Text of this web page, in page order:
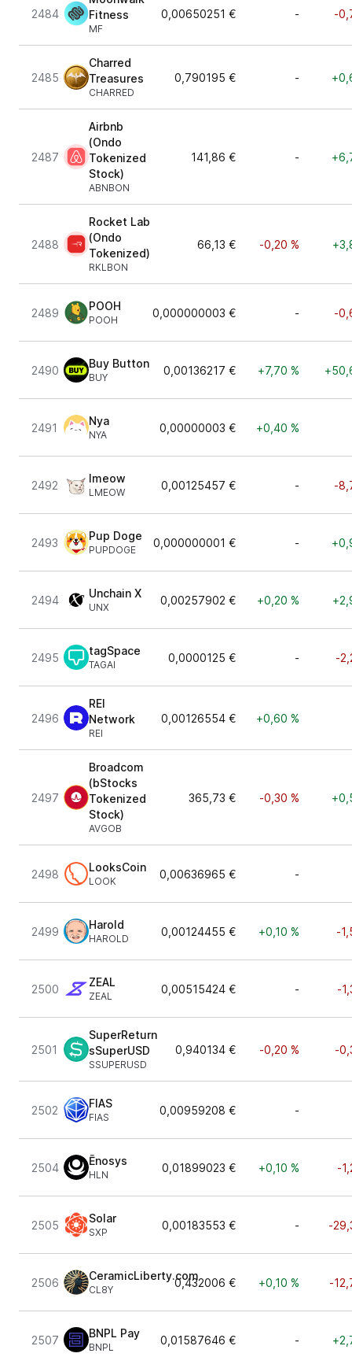
2484
Fitness
MF
0,00650251 € - -
2485
Charred
Treasures
CHARRED
0,790195 € -
2487
Airbnb
(Ondo
Tokenized
Stock)
ABNBON
141,86 € -
2488
Rocket Lab
(Ondo
Tokenized)
RKLBON
66,13 € -0,20 %
2489
POOH
POOH
0,000000003 € - -
2490
Buy Button
BUY
0,00136217 € +7,70 %
2491
Nya
NYA
0,00000003 € +0,40 %
2492
lmeow
LMEOW
0,00125457 € - -
2493
Pup Doge
PUPDOGE
0,000000001 € -
2494
Unchain X
UNX
0,00257902 € +0,20 %
2495
tagSpace
TAGAI
0,0000125 € - -
2496
REI
Network
REI
0,00126554 € +0,60 %
2497
Broadcom
(bStocks
Tokenized
Stock)
AVGOB
365,73 € -0,30 %
2498
LooksCoin
LOOK
0,00636965 € -
2499
Harold
HAROLD
0,00124455 € +0,10 % -
2500
ZEAL
ZEAL
0,00515424 € - -
2501
SuperReturn
sSuperUSD
SSUPERUSD
0,940134 € -0,20 % -
2502
FIAS
FIAS
0,00959208 € -
2504
Ēnosys
HLN
0,01899023 € +0,10 % -
2505
Solar
SXP
0,00183553 € - -
2506
CeramicLiberty.com
CL8Y
0,432006 € +0,10 % -
2507
BNPL Pay
BNPL
0,01587646 € -